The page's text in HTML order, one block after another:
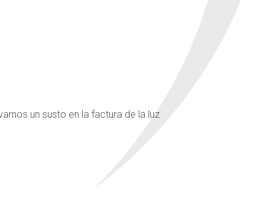
un susto en la factura de la luz